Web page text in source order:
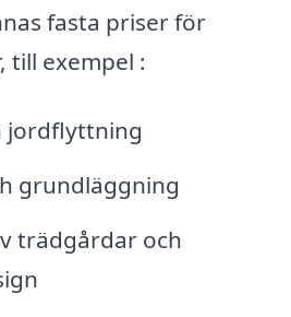
fasta priser för
till exempel :
jordflyttning
grundläggning
trädgårdar och